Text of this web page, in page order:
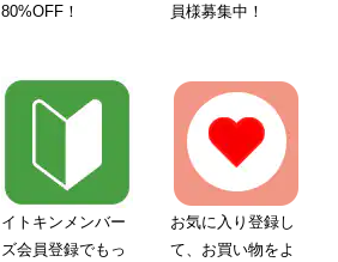
80%OFF！
員様募集中！
イトキンメンバー
ズ会員登録でもっ
お気に入り登録し
て、お買い物をよ